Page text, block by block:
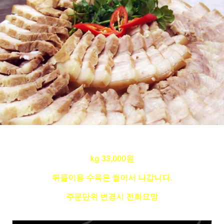
kg 33,000원
뒤풀이용 수육은 썰어서 나갑니다.
주문단위 변경시 전화요망